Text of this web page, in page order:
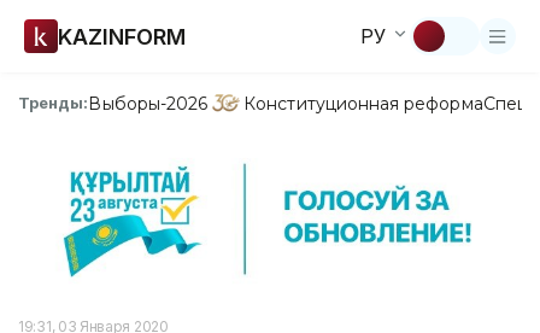
KAZINFORM РУ
Тренды:Выборы-2026 Конституционная реформа
19:31, 03 Января 2020